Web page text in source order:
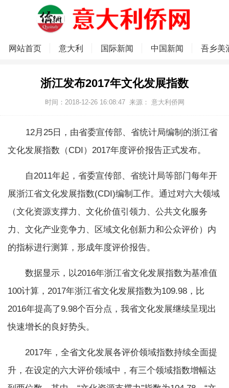
网站首页 意大利 国际新闻 中国新闻 吾乡美
浙江发布2017年文化发展指数
时间：2018-12-26 16:08:47 来源： 意大利侨网
12月25日，由省委宣传部、省统计局编制的浙江省
文化发展指数（CDI）2017年度评价报告正式发布。
自2011年起，省委宣传部、省统计局等部门每年开
展浙江省文化发展指数(CDI)编制工作。通过对六大领域
（文化资源支撑力、文化价值引领力、公共文化服务
力、文化产业竞争力、区域文化创新力和公众评价）内
的指标进行测算，形成年度评价报告。
数据显示，以2016年浙江省文化发展指数为基准值
100计算，2017年浙江省文化发展指数为109.98，比
2016年提高了9.98个百分点，我省文化发展继续呈现出
快速增长的良好势头。
2017年，全省文化发展各评价领域指数持续全面提
升，在设定的六大评价领域中，有三个领域指数增幅达